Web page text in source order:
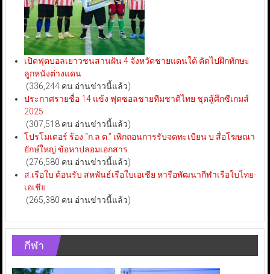
เปิดฟุตบอลเยาวชนสานฝัน 4 จังหวัดชายแดนใต้ คัดไปฝึกทักษะ
ลูกหนังต่างแดน
(336,244 คน อ่านข่าวนี้แล้ว)
ประกาศรายชื่อ 14 แข้ง ฟุตซอลชายทีมชาติไทย ชุดสู้ศึกซีเกมส์
2025
(307,518 คน อ่านข่าวนี้แล้ว)
โปรโมเตอร์ ร้อง “ก.ล.ต.” เพิกถอนการรับจดทะเบียน บ.สื่อโฆษณา
ยักษ์ใหญ่ ข้อหาปลอมเอกสาร
(276,580 คน อ่านข่าวนี้แล้ว)
ส.เรือใบ ต้อนรับ สหพันธ์เรือใบเอเชีย หารือพัฒนากีฬาเรือใบไทย-
เอเชีย
(265,380 คน อ่านข่าวนี้แล้ว)
กีฬา